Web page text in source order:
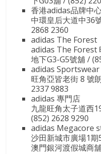
香港adidas品牌中
中環皇后大道中36
2868 2360
adidas The Forest
adidas The Forest
地下G3-G5號舖 /
adidas
旺角亞皆老街 8 號
2337 9883
adidas 專門店
九龍旺角太子道西
(852) 2628 9290
adidas Megacore
沙田新城市廣場1
澳門銀河渡假城商